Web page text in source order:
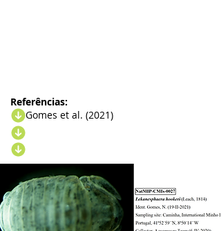
Referências:
Gomes et al. (2021)